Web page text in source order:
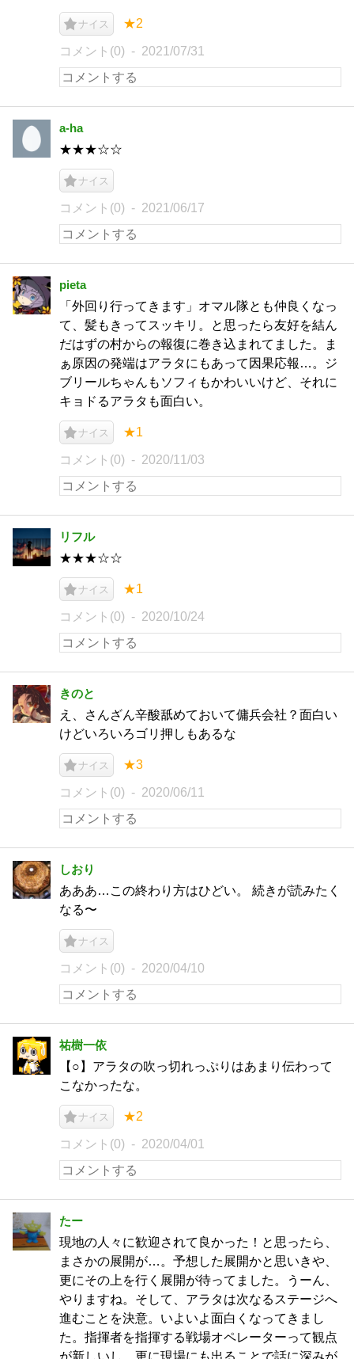
ナイス ★2
コメント(0) 2021/07/31
a-ha
★★★☆☆
ナイス
コメント(0) 2021/06/17
pieta
「外回り行ってきます」オマル隊とも仲良くなっ
て、髪もきってスッキリ。と思ったら友好を結ん
だはずの村からの報復に巻き込まれてました。ま
ぁ原因の発端はアラタにもあって因果応報…。ジ
ブリールちゃんもソフィもかわいいけど、それに
キョドるアラタも面白い。
ナイス ★1
コメント(0) 2020/11/03
リフル
★★★☆☆
ナイス ★1
コメント(0) 2020/10/24
きのと
え、さんざん辛酸舐めておいて傭兵会社？面白い
けどいろいろゴリ押しもあるな
ナイス ★3
コメント(0) 2020/06/11
しおり
あああ…この終わり方はひどい。 続きが読みたく
なる〜
ナイス
コメント(0) 2020/04/10
祐樹一依
【○】アラタの吹っ切れっぷりはあまり伝わって
こなかったな。
ナイス ★2
コメント(0) 2020/04/01
たー
現地の人々に歓迎されて良かった！と思ったら、
まさかの展開が…。予想した展開かと思いきや、
更にその上を行く展開が待ってました。うーん、
やりますね。そして、アラタは次なるステージへ
進むことを決意。いよいよ面白くなってきまし
た。指揮者を指揮する戦場オペレーターって観点
が新しいし、更に現場にも出ることで話に深みが